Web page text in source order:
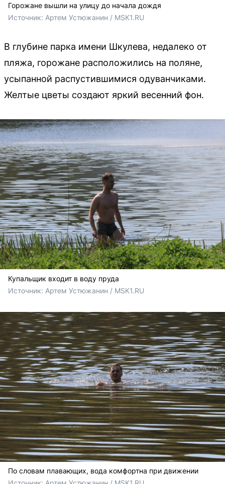
Горожане вышли на улицу до начала дождя
Источник: Артем Устюжанин / MSK1.RU
В глубине парка имени Шкулева, недалеко от
пляжа, горожане расположились на поляне,
усыпанной распустившимися одуванчиками.
Желтые цветы создают яркий весенний фон.
Купальщик входит в воду пруда
Источник: Артем Устюжанин / MSK1.RU
По словам плавающих, вода комфортна при движении